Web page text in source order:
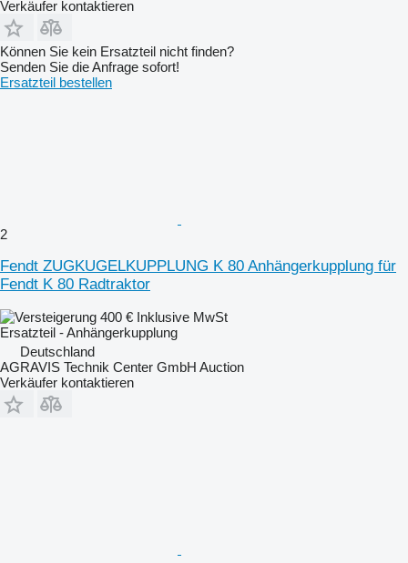
Verkäufer kontaktieren
Können Sie kein Ersatzteil nicht finden?
Senden Sie die Anfrage sofort!
Ersatzteil bestellen
2
Fendt ZUGKUGELKUPPLUNG K 80 Anhängerkupplung für
Fendt K 80 Radtraktor
400 € Inklusive MwSt
Ersatzteil - Anhängerkupplung
Deutschland
AGRAVIS Technik Center GmbH Auction
Verkäufer kontaktieren